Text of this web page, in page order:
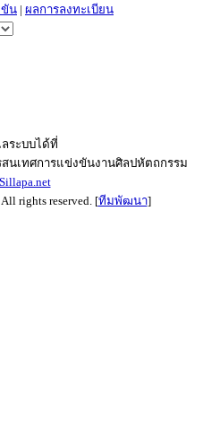
ขัน | ผลการลงทะเบียน
ระบบได้ที่
นเทศการแข่งขันงานศิลปหัตถกรรม
Sillapa.net
rights reserved. [ทีมพัฒนา]